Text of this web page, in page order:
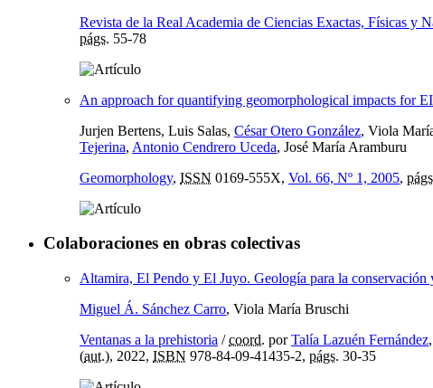
Revista de la Real Academia de Ciencias Exactas, Físicas y
págs. 55-78
An approach for quantifying geomorphological impacts for
Jurjen Bertens, Luis Salas, César Otero González, Viola
Tejerina, Antonio Cendrero Uceda, José María Aramburu
Geomorphology, ISSN 0169-555X, Vol. 66, Nº 1, 2005,
Colaboraciones en obras colectivas
Altamira, El Pendo y El Juyo. Geología para la
Miguel Á. Sánchez Carro, Viola María Bruschi
Ventanas a la prehistoria /coord. porTalía Lazuén Fernández,
(aut.), 2022, ISBN 978-84-09-41435-2, págs. 30-35